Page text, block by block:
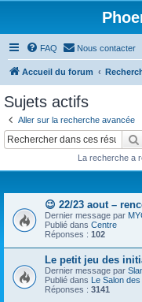
FAQ Nous contacter
Accueil du forum
Sujets actifs
Aller sur la recherche avancée
La recherche a
😉 22/23 aout –
Dernier message par
Publié dans Centre
Réponses : 102
Le petit jeu des
Dernier message par
Publié dans Le Salon
Réponses : 3141